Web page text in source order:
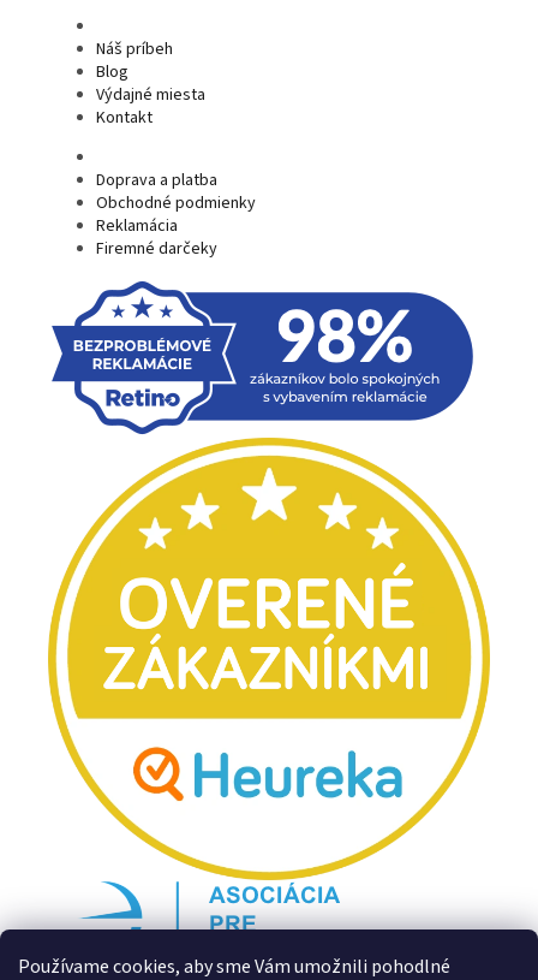
Používame cookies, aby sme Vám umožnili pohodlné
Náš príbeh
Blog
Výdajné miesta
Kontakt
Doprava a platba
Obchodné podmienky
Reklamácia
Firemné darčeky